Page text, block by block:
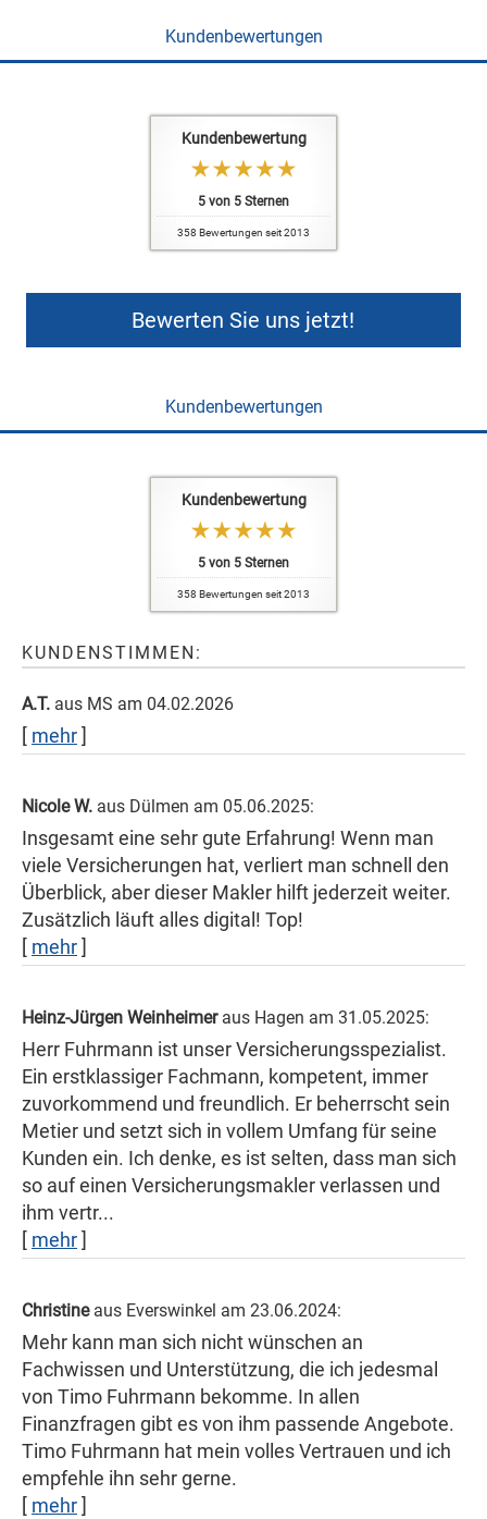
Kundenbewertungen
Kundenbewertung
5 von 5 Sternen
358 Bewertungen seit 2013
Bewerten Sie uns jetzt!
Kundenbewertungen
Kundenbewertung
5 von 5 Sternen
358 Bewertungen seit 2013
KUNDENSTIMMEN:
A.T. aus MS am 04.02.2026
[ mehr]
Nicole W. aus Dülmen am 05.06.2025:
Insgesamt eine sehr gute Erfahrung! Wenn man
viele Versicherungen hat, verliert man schnell den
Überblick, aber dieser Makler hilft jederzeit weiter.
Zusätzlich läuft alles digital! Top!
[ mehr]
Heinz-Jürgen Weinheimeraus Hagen am 31.05.2025:
Herr Fuhrmann ist unser Versicherungsspezialist.
Ein erstklassiger Fachmann, kompetent, immer
zuvorkommend und freundlich. Er beherrscht sein
Metier und setzt sich in vollem Umfang für seine
Kunden ein. Ich denke, es ist selten, dass man sich
so auf einen Ver­sicherungs­makler verlassen und
ihm vertr...
[ mehr]
Christineaus Everswinkel am 23.06.2024:
Mehr kann man sich nicht wünschen an
Fachwissen und Unterstützung, die ich jedesmal
von Timo Fuhrmann bekomme. In allen
Finanzfragen gibt es von ihm passende Angebote.
Timo Fuhrmann hat mein volles Vertrauen und ich
empfehle ihn sehr gerne.
[ mehr]